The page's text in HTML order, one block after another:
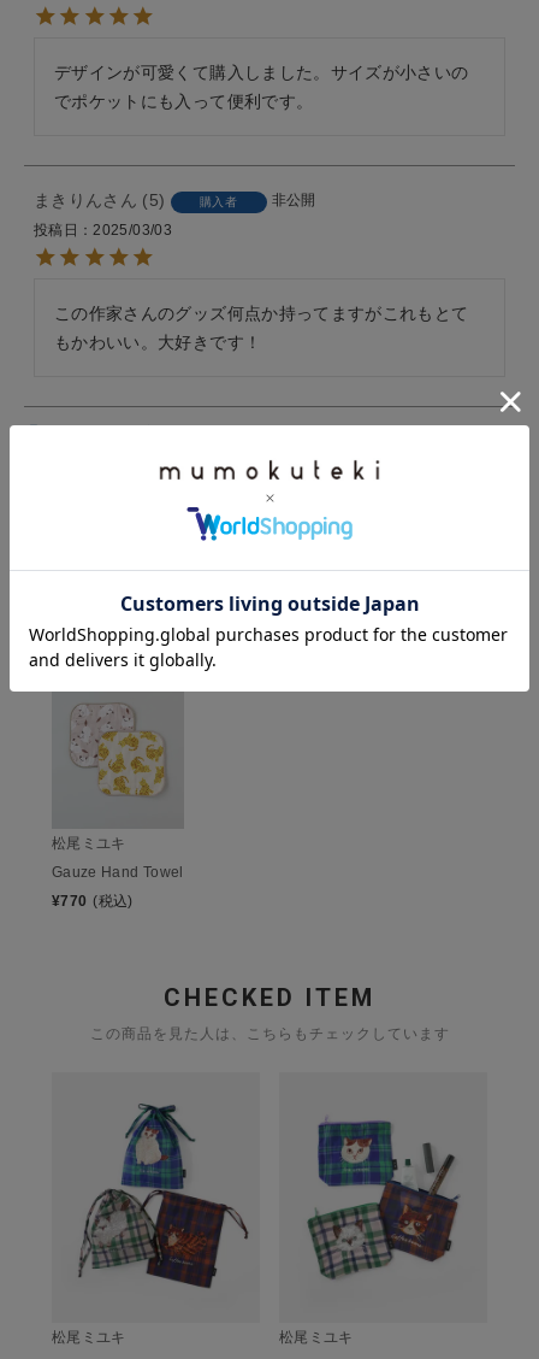
デザインが可愛くて購入しました。サイズが小さいの
でポケットにも入って便利です。
まきりん 5 購入者
非公開
投稿日
2025/03/03
この作家さんのグッズ何点か持ってますがこれもとて
もかわいい。大好きです！
レビューを書いて100ポイント
HISTORY
最近チェックした商品
松尾ミユキ
Gauze Hand Towel
¥770 (税込)
CHECKED ITEM
この商品を見た人は、こちらもチェックしています
松尾ミユキ
松尾ミユキ